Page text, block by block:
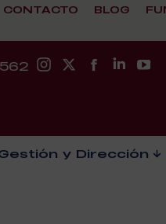
CONTACTO BLOG
y Dirección